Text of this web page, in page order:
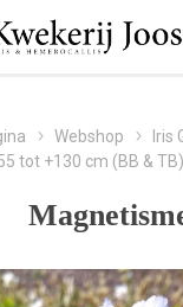
Webshop
Iris
tot +130 cm (BB & TB)